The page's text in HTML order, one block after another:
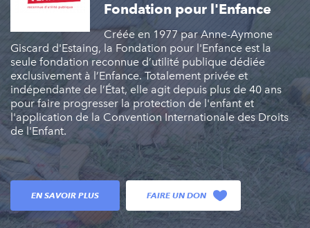
l'engagement
Fondation pour l'Enfance
Créée en 1977 par Anne-Aymone
Giscard d'Estaing, la Fondation pour l'Enfance est la
seule fondation reconnue d’utilité publique dédiée
exclusivement à l’Enfance. Totalement privée et
indépendante de l’État, elle agit depuis plus de 40 ans
pour faire progresser la protection de l'enfant et
l'application de la Convention Internationale des Droits
de l'Enfant.
EN SAVOIR PLUS FAIRE UN DON